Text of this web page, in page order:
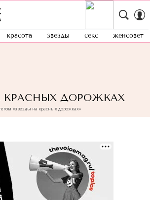
красота звезды секс женсовет
КРАСНЫХ ДОРОЖКАХ
«звезды на красных дорожках»